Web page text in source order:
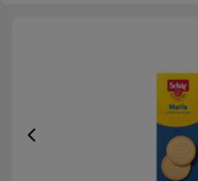
Previous